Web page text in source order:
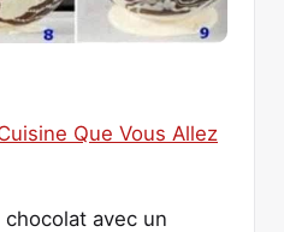
avec un